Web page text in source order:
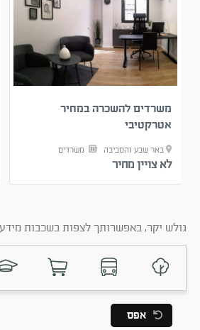
משרדים להשכרה במחיר
אטרקטיבי
באר שבע והסביבה משרדים
לא צויין מחיר
גולש יקר, באפשרותך לצפות בשכבות
אפס